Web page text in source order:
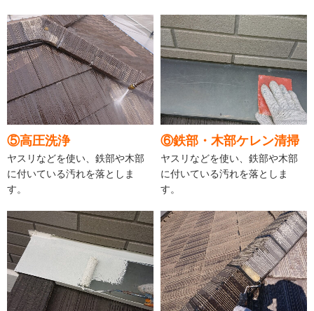
⑤高圧洗浄
ヤスリなどを使い、鉄部や木部
に付いている汚れを落としま
す。
⑥鉄部・木部ケレン清掃
ヤスリなどを使い、鉄部や木部
に付いている汚れを落としま
す。